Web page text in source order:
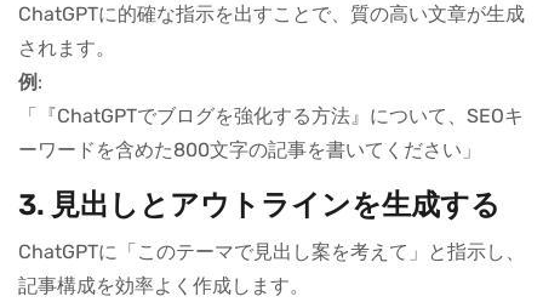
ChatGPTに的確な指示を出すことで、質の高い文章が生成
されます。
例 :
「『ChatGPTでブログを強化する方法』について、SEOキ
ーワードを含めた800文字の記事を書いてください」
3. 見出しとアウトラインを生成する
ChatGPTに「このテーマで見出し案を考えて」と指示し、
記事構成を効率よく作成します。